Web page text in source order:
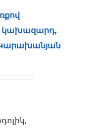
Կարախանյան